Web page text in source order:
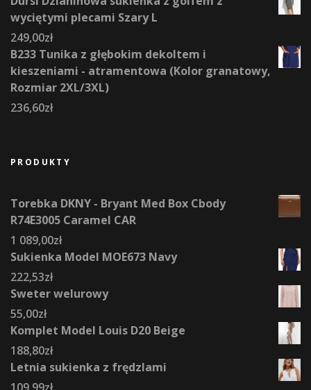
wyciętymi plecami Szary L
249,00zł
B233 Tunika z głębokim dekoltem i
kieszeniami - atramentowa (Kolor granatowy,
Rozmiar 2XL/3XL)
236,60zł
PRODUKTY
Torebka DKNY - Bryant Med Box Cbody
R74E3005 Caramel CAR
1 089,00zł
Sukienka Model MOE673 Navy
222,53zł
Sweter welurowy
55,00zł
Komplet Model Louis D20 Beige
188,80zł
Letnia sukienka z frędzlami